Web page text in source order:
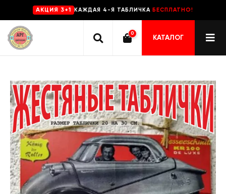
AKЦИЯ 3+1 КАЖДАЯ 4-Я ТАБЛИЧКА БЕСПЛАТНО!
0
КАТАЛОГ